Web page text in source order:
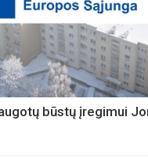
būstų įregimui